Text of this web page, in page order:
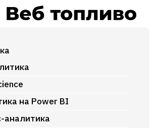
на Power BI
аналитика